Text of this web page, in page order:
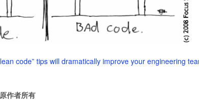
code” tips will dramatically improve your engineering
作者所有